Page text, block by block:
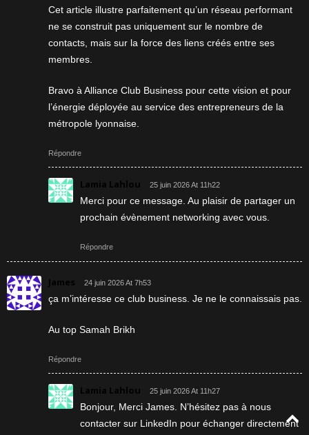
Cet article illustre parfaitement qu’un réseau performant
ne se construit pas uniquement sur le nombre de
contacts, mais sur la force des liens créés entre ses
membres.
Bravo à Alliance Club Business pour cette vision et pour
l’énergie déployée au service des entrepreneurs de la
métropole lyonnaise.
Répondre
Lamia Lahlou 25 juin 2026 At 11h22
Merci pour ce message. Au plaisir de partager un
prochain évènement networking avec vous.
Répondre
James 24 juin 2026 At 7h53
ça m’intéresse ce club business. Je ne le connaissais pas.
Au top Samah Brikh
Répondre
Lamia Lahlou 25 juin 2026 At 11h27
Bonjour, Merci James. N’hésitez pas à nous
contacter sur LinkedIn pour échanger directement